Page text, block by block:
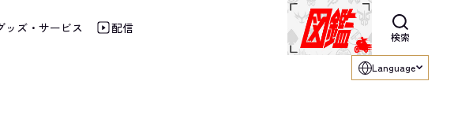
ッズ・サービス 配信
検索
ウザの翻訳機能をご利用ください。
Language